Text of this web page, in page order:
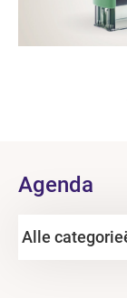
Agenda